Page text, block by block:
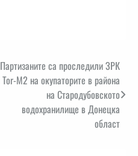
Партизаните са проследили ЗРК
Tor-M2 на окупаторите в района
на Стародубовското
водохранилище в Донецка
област